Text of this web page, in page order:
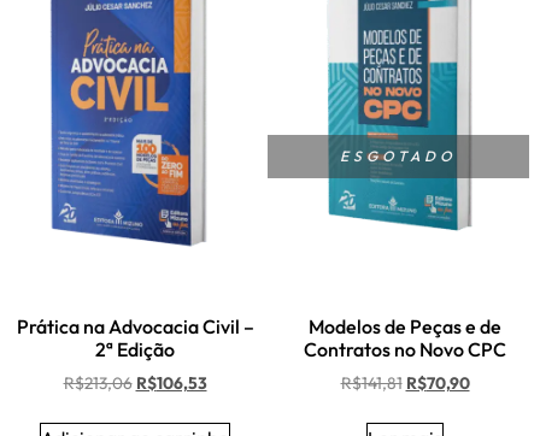
Prática na Advocacia Civil –
2ª Edição
R$213,06 R$106,53
ESGOTADO
Modelos de Peças e de
Contratos no Novo CPC
R$141,81 R$70,90